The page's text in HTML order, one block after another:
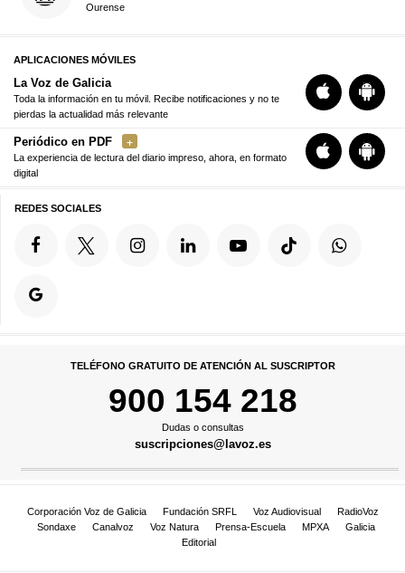
Ourense
APLICACIONES MÓVILES
La Voz de Galicia
Toda la información en tu móvil. Recibe notificaciones y no te
pierdas la actualidad más relevante
Periódico en PDF
La experiencia de lectura del diario impreso, ahora, en formato
digital
REDES SOCIALES
TELÉFONO GRATUITO DE ATENCIÓN AL SUSCRIPTOR
900 154 218
Dudas o consultas
suscripciones@lavoz.es
Corporación Voz de Galicia Fundación SRFL Voz Audiovisual
RadioVoz
Sondaxe
Canalvoz Voz Natura Prensa-Escuela MPXA
Galicia
Editorial